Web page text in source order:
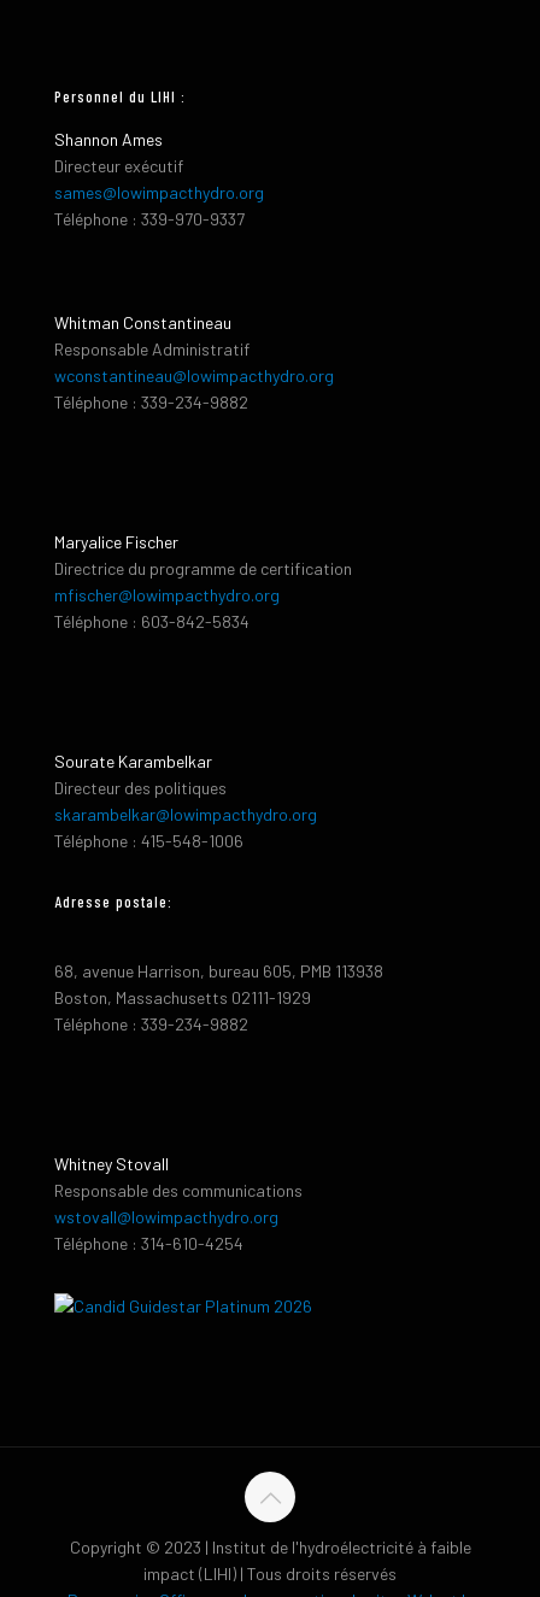
Personnel du LIHI :
Shannon Ames
Directeur exécutif
sames@lowimpacthydro.org
Téléphone : 339-970-9337
Whitman Constantineau
Responsable Administratif
wconstantineau@lowimpacthydro.org
Téléphone : 339-234-9882
Maryalice Fischer
Directrice du programme de certification
mfischer@lowimpacthydro.org
Téléphone : 603-842-5834
Sourate Karambelkar
Directeur des politiques
skarambelkar@lowimpacthydro.org
Téléphone : 415-548-1006
Adresse postale:
68, avenue Harrison, bureau 605, PMB 113938
Boston, Massachusetts 02111-1929
Téléphone : 339-234-9882
Whitney Stovall
Responsable des communications
wstovall@lowimpacthydro.org
Téléphone : 314-610-4254
Copyright © 2023 | Institut de l'hydroélectricité à faible
impact (LIHI) | Tous droits réservés